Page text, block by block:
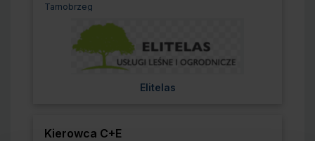
Lokalizacja:
Tarnobrzeg
Elitelas
Kierowca C+E